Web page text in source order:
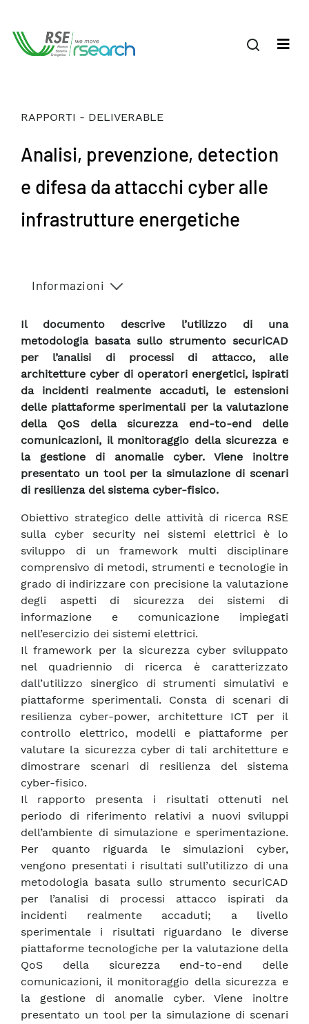
RAPPORTI - DELIVERABLE
Analisi, prevenzione, detection
e difesa da attacchi cyber alle
infrastrutture energetiche
Informazioni
Il documento descrive l’utilizzo di una
metodologia basata sullo strumento securiCAD
per l’analisi di processi di attacco, alle
architetture cyber di operatori energetici, ispirati
da incidenti realmente accaduti, le estensioni
delle piattaforme sperimentali per la valutazione
della QoS della sicurezza end-to-end delle
comunicazioni, il monitoraggio della sicurezza e
la gestione di anomalie cyber. Viene inoltre
presentato un tool per la simulazione di scenari
di resilienza del sistema cyber-fisico.
Obiettivo strategico delle attività di ricerca RSE
sulla cyber security nei sistemi elettrici è lo
sviluppo di un framework multi disciplinare
comprensivo di metodi, strumenti e tecnologie in
grado di indirizzare con precisione la valutazione
degli aspetti di sicurezza dei sistemi di
informazione e comunicazione impiegati
nell’esercizio dei sistemi elettrici.
Il framework per la sicurezza cyber sviluppato
nel quadriennio di ricerca è caratterizzato
dall’utilizzo sinergico di strumenti simulativi e
piattaforme sperimentali. Consta di scenari di
resilienza cyber-power, architetture ICT per il
controllo elettrico, modelli e piattaforme per
valutare la sicurezza cyber di tali architetture e
dimostrare scenari di resilienza del sistema
cyber-fisico.
Il rapporto presenta i risultati ottenuti nel
periodo di riferimento relativi a nuovi sviluppi
dell’ambiente di simulazione e sperimentazione.
Per quanto riguarda le simulazioni cyber,
vengono presentati i risultati sull’utilizzo di una
metodologia basata sullo strumento securiCAD
per l’analisi di processi attacco ispirati da
incidenti realmente accaduti; a livello
sperimentale i risultati riguardano le diverse
piattaforme tecnologiche per la valutazione della
QoS della sicurezza end-to-end delle
comunicazioni, il monitoraggio della sicurezza e
la gestione di anomalie cyber. Viene inoltre
presentato un tool per la simulazione di scenari